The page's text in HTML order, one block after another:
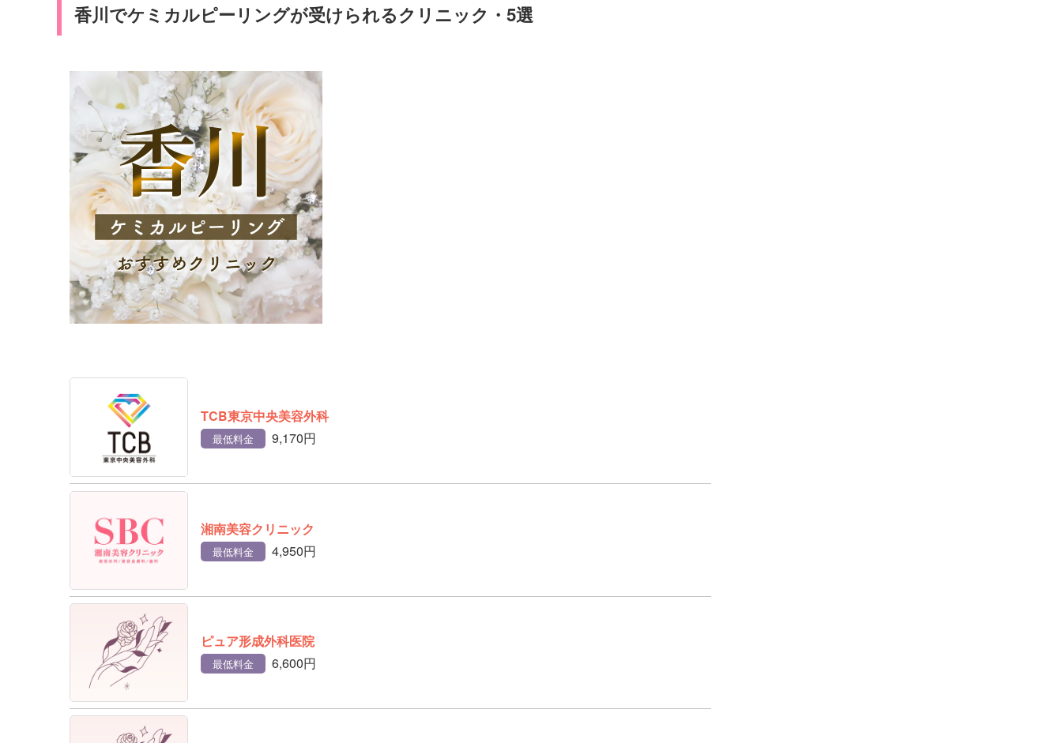
香川でケミカルピーリングが受けられるクリニック・5選
TCB東京中央美容外科
最低料金 9,170円
湘南美容クリニック
最低料金 4,950円
ピュア形成外科医院
最低料金 6,600円